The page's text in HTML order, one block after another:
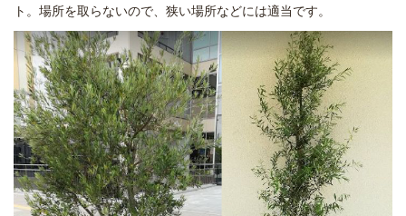
ト。場所を取らないので、狭い場所などには適当です。